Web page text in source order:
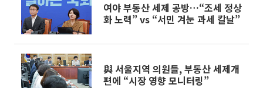
여야 부동산 세제 공방…“조세 정상
화 노력” vs “서민 겨눈 과세 칼날”
與 서울지역 의원들, 부동산 세제개
편에 “시장 영향 모니터링”